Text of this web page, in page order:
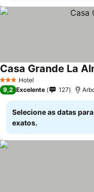
3 EstrelasHotel
Casa Grande La
9,2 Excelente 127
Selecione as datas
exatos.